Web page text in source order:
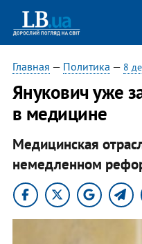
Главная — Политика — 8
​Янукович уже
в медицине
Медицинская
немедленном